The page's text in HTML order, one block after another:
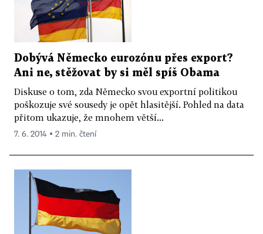
Dobývá Německo eurozónu přes export?
Ani ne, stěžovat by si měl spíš Obama
Diskuse o tom, zda Německo svou exportní politikou
poškozuje své sousedy je opět hlasitější. Pohled na data
přitom ukazuje, že mnohem větší...
7. 6. 2014 ▪ 2 min. čtení